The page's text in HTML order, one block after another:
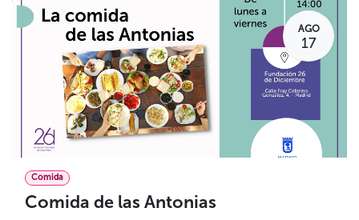
AGO
17
Comida
Comida de las Antonias